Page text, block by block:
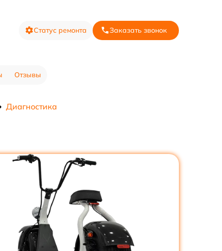
Статус ремонта Заказать звонок
Отзывы
Диагностика